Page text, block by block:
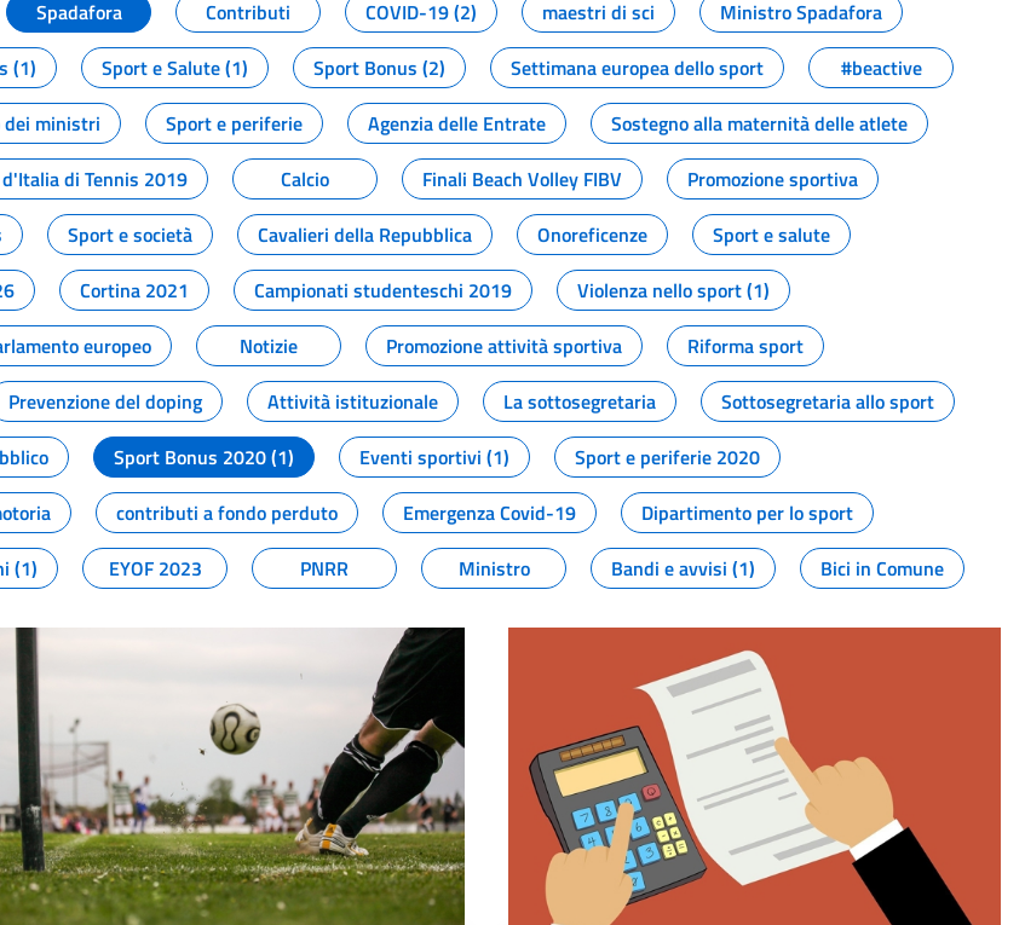
Spadafora Contributi COVID-19 (2) maestri di sci
Ministro Spadafora
(1) Sport e Salute (1) Sport Bonus (2) Settimana europea dello sport
#beactive
dei ministri Sport e periferie Agenzia delle Entrate
Sostegno alla maternità delle atlete
di Tennis 2019 Calcio Finali Beach Volley FIBV
Promozione sportiva
Sport e società Cavalieri della Repubblica Onoreficenze
Sport e salute
Cortina 2021 Campionati studenteschi 2019
Violenza nello sport (1)
europeo Notizie Promozione attività sportiva
Riforma sport
Prevenzione del doping Attività istituzionale La sottosegretaria
Sottosegretaria allo sport
Sport Bonus 2020 (1) Eventi sportivi (1)
Sport e periferie 2020
contributi a fondo perduto Emergenza Covid-19
Dipartimento per lo sport
(1) EYOF 2023 PNRR Ministro Bandi e avvisi (1) Bici in Comune